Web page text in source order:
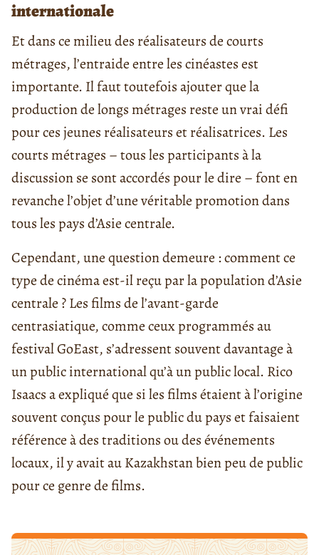
internationale
Et dans ce milieu des réalisateurs de courts
métrages, l’entraide entre les cinéastes est
importante. Il faut toutefois ajouter que la
production de longs métrages reste un vrai défi
pour ces jeunes réalisateurs et réalisatrices. Les
courts métrages – tous les participants à la
discussion se sont accordés pour le dire – font en
revanche l’objet d’une véritable promotion dans
tous les pays d’Asie centrale.
Cependant, une question demeure : comment ce
type de cinéma est-il reçu par la population d’Asie
centrale ? Les films de l’avant-garde
centrasiatique, comme ceux programmés au
festival GoEast, s’adressent souvent davantage à
un public international qu’à un public local. Rico
Isaacs a expliqué que si les films étaient à l’origine
souvent conçus pour le public du pays et faisaient
référence à des traditions ou des événements
locaux, il y avait au Kazakhstan bien peu de public
pour ce genre de films.